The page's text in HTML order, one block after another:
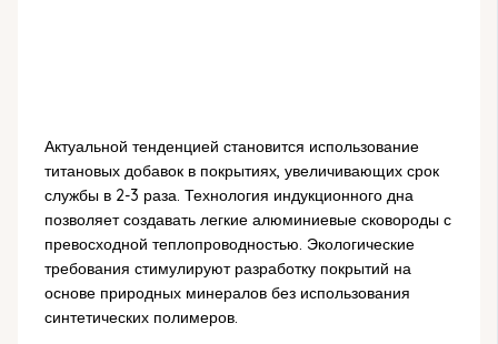
Актуальной тенденцией становится использование
титановых добавок в покрытиях, увеличивающих срок
службы в 2-3 раза. Технология индукционного дна
позволяет создавать легкие алюминиевые сковороды с
превосходной теплопроводностью. Экологические
требования стимулируют разработку покрытий на
основе природных минералов без использования
синтетических полимеров.